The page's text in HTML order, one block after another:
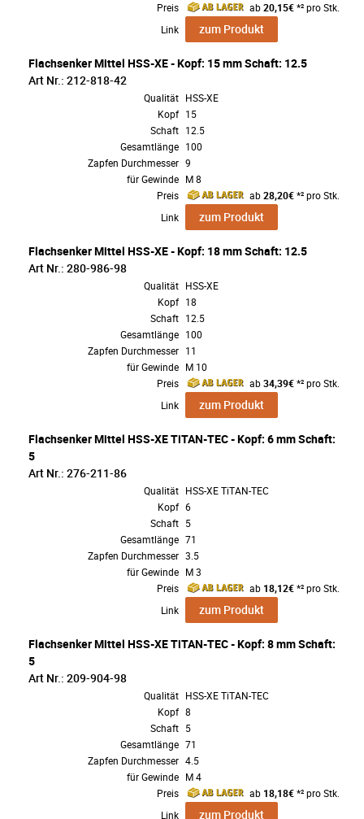
Preis
ab20,15€*² pro Stk.
Link
zum Produkt
Flachsenker Mittel HSS-XE - Kopf: 15 mm Schaft: 12.5
Art Nr.: 212-818-42
Qualität HSS-XE
Kopf 15
Schaft 12.5
Gesamtlänge 100
Zapfen Durchmesser 9
für Gewinde M 8
Preis
ab28,20€*² pro Stk.
Link
zum Produkt
Flachsenker Mittel HSS-XE - Kopf: 18 mm Schaft: 12.5
Art Nr.: 280-986-98
Qualität HSS-XE
Kopf 18
Schaft 12.5
Gesamtlänge 100
Zapfen Durchmesser 11
für Gewinde M 10
Preis
ab34,39€*² pro Stk.
Link
zum Produkt
Flachsenker Mittel HSS-XE TiTAN-TEC - Kopf: 6 mm Schaft:
5
Art Nr.: 276-211-86
Qualität HSS-XE TiTAN-TEC
Kopf 6
Schaft 5
Gesamtlänge 71
Zapfen Durchmesser 3.5
für Gewinde M 3
Preis
ab 18,12€*² pro Stk.
Link
zum Produkt
Flachsenker Mittel HSS-XE TiTAN-TEC - Kopf: 8 mm Schaft:
5
Art Nr.: 209-904-98
Qualität HSS-XE TiTAN-TEC
Kopf 8
Schaft 5
Gesamtlänge 71
Zapfen Durchmesser 4.5
für Gewinde M 4
Preis
ab 18,18€*² pro Stk.
Link
zum Produkt